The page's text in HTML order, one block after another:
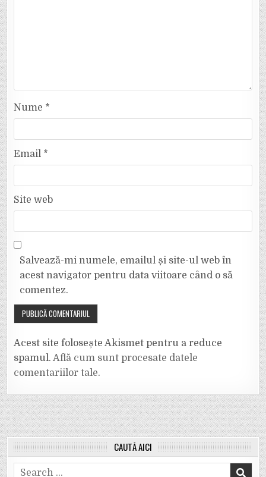
Nume *
Email *
Site web
Salvează-mi numele, emailul și site-ul web în
acest navigator pentru data viitoare când o să
comentez.
Acest site folosește Akismet pentru a reduce
spamul.Află cum sunt procesate datele
comentariilor tale.
CAUTĂ AICI
Search